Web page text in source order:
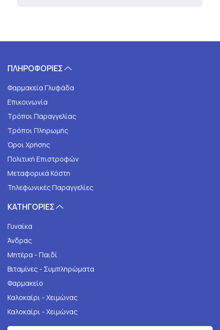
ΠΛΗΡΟΦΟΡΙΕΣ
Φαρμακεία Γλυφάδα
Επικοινωνία
Τρόποι Παραγγελίας
Τρόποι Πληρωμής
Όροι Χρήσης
Πολιτική Επιστροφών
Μεταφορικά Κόστη
Τηλεφωνικές Παραγγελίες
ΚΑΤΗΓΟΡΙΕΣ
Γυναίκα
Άνδρας
Μητέρα - Παιδί
Βιταμίνες - Συμπληρώματα
Φαρμακείο
Καλοκαίρι - Χειμώνας
Καλοκαίρι - Χειμώνας